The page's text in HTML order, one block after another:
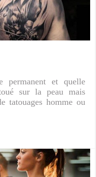
permanent et quelle
sur la peau mais
tatouages homme ou